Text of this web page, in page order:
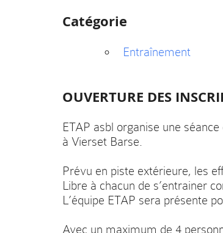
Catégorie
Entraînement
OUVERTURE DES
ETAP asbl organise une
à Vierset Barse.
Prévu en piste extérieure, les
Libre à chacun de s’entrainer
L’équipe ETAP sera présente
Avec un maximum de 4